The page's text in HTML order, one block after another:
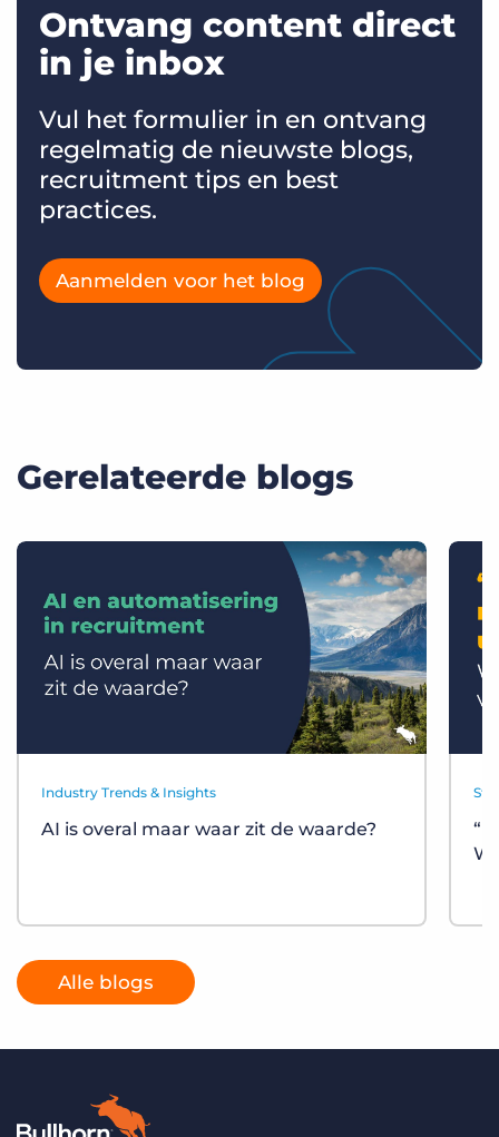
Ontvang content direct
in je inbox
Vul het formulier in en ontvang
regelmatig de nieuwste blogs,
recruitment tips en best
practices.
Aanmelden voor het blog
Gerelateerde blogs
Industry Trends & Insights
AI is overal maar waar zit de waarde?
Alle blogs